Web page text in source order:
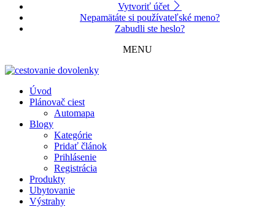
Vytvoriť účet
Nepamätáte si používateľské meno?
Zabudli ste heslo?
MENU
Úvod
Plánovač ciest
Automapa
Blogy
Kategórie
Pridať článok
Prihlásenie
Registrácia
Produkty
Ubytovanie
Výstrahy